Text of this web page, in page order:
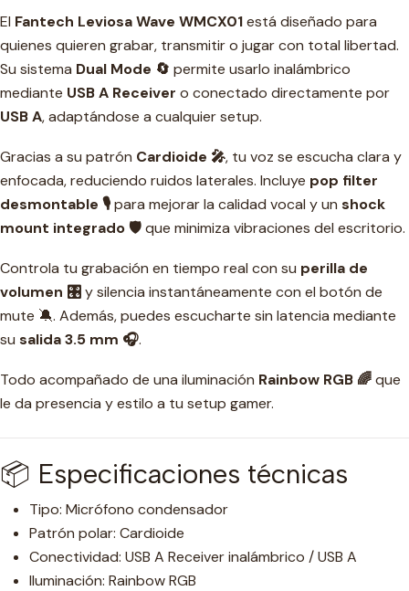
El Fantech Leviosa Wave WMCX01está diseñado para
quienes quieren grabar, transmitir o jugar con total libertad.
Su sistema Dual Mode 🔄 permite usarlo inalámbrico
mediante USB A Receiver o conectado directamente por
USB A, adaptándose a cualquier setup.
Gracias a su patrón Cardioide 🎤, tu voz se escucha clara y
enfocada, reduciendo ruidos laterales. Incluye pop filter
desmontable 🎙️para mejorar la calidad vocal y un shock
mount integrado 🛡️que minimiza vibraciones del escritorio.
Controla tu grabación en tiempo real con su perilla de
volumen 🎛️y silencia instantáneamente con el botón de
mute 🔕. Además, puedes escucharte sin latencia mediante
su salida 3.5 mm 🎧.
Todo acompañado de una iluminación Rainbow RGB 🌈que
le da presencia y estilo a tu setup gamer.
📦 Especificaciones técnicas
Tipo: Micrófono condensador
Patrón polar: Cardioide
Conectividad: USB A Receiver inalámbrico / USB A
Iluminación: Rainbow RGB